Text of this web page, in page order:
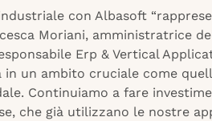
con Albasoft
Moriani, amministratrice
Erp & Vertical
in un ambito cruciale come
Continuiamo a fare
che già utilizzano le nostre